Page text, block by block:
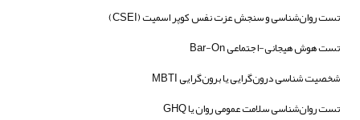
تست روان‌شناسی و سنجش عزت نفس کوپر اسمیت (CSEI)
تست هوش هیجانی-اجتماعی Bar-On
شخصیت شناسی درون‌گرایی یا برون‌گرایی MBTI
تست روان‌شناسی سلامت عمومی روان یا GHQ